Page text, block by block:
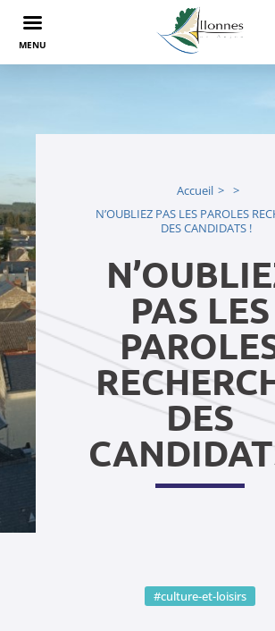
Accueil
N’OUBLIEZ PAS LES PAROLES
DES CANDIDATS !
PAS LES
DES
#culture-et-loisirs